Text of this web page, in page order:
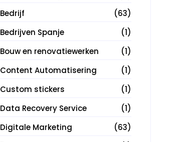
Bedrijf
(63)
Bedrijven Spanje
(1)
Bouw en renovatiewerken
(1)
Content Automatisering
(1)
Custom stickers
(1)
Data Recovery Service
(1)
Digitale Marketing
(63)